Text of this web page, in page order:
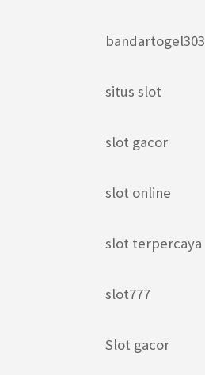
bandartogel303
situs slot
slot gacor
slot online
slot terpercaya
slot777
Slot gacor